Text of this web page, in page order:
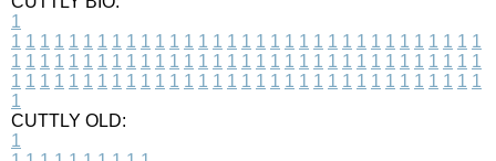
1
1 1 1 1 1 1 1 1 1 1 1 1 1 1 1 1 1 1 1 1 1 1 1 1 1 1 1 1 1 1 1 1 1
1 1 1 1 1 1 1 1 1 1 1 1 1 1 1 1 1 1 1 1 1 1 1 1 1 1 1 1 1 1 1 1 1
1 1 1 1 1 1 1 1 1 1 1 1 1 1 1 1 1 1 1 1 1 1 1 1 1 1 1 1 1 1 1 1 1
1
CUTTLY OLD:
1